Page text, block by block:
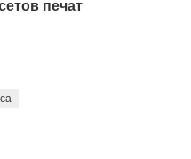
печат